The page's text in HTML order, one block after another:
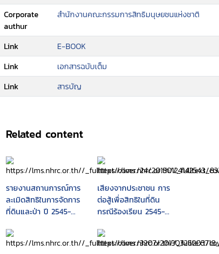
Corporate
authur
สำนักงานคณะกรรมการสิทธิมนุษยชนแห่งชาติ
Link
E-BOOK
Link
เอกสารฉบับเต็ม
Link
สารบัญ
Related content
รายงานสถานการณ์การ
ละเมิดสิทธิในการจัดการ
ที่ดินและป่า ปี 2545-
เสียงจากประชาชน การ
ต่อสู้เพื่อสิทธิในที่ดิน
กรณีร้องเรียน 2545-